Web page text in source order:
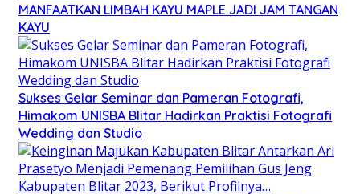
MANFAATKAN LIMBAH KAYU MAPLE JADI JAM TANGAN
KAYU
Sukses Gelar Seminar dan Pameran Fotografi,
Himakom UNISBA Blitar Hadirkan Praktisi Fotografi
Wedding dan Studio